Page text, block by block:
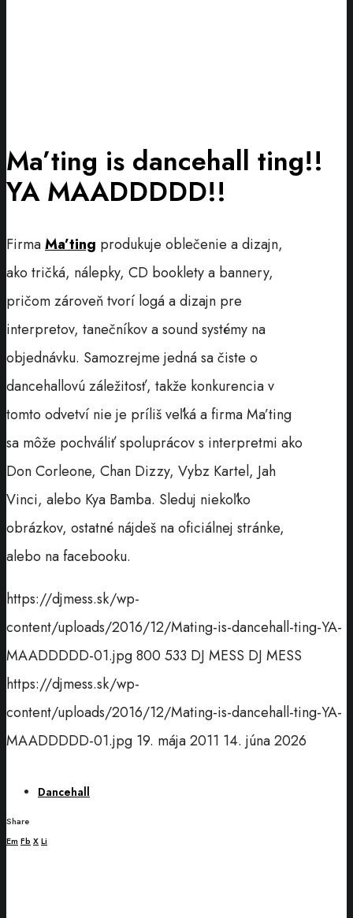
Ma’ting is dancehall ting!!
YA MAADDDDD!!
FirmaMa’ting produkuje oblečenie a dizajn,
ako tričká, nálepky, CD booklety a bannery,
pričom zároveň tvorí logá a dizajn pre
interpretov, tanečníkov a sound systémy na
objednávku. Samozrejme jedná sa čiste o
dancehallovú záležitosť, takže konkurencia v
tomto odvetví nie je príliš veľká a firma Ma’ting
sa môže pochváliť spoluprácov s interpretmi ako
Don Corleone, Chan Dizzy, Vybz Kartel, Jah
Vinci, alebo Kya Bamba. Sleduj niekoľko
obrázkov, ostatné nájdeš na oficiálnej stránke,
alebo na facebooku.
https://djmess.sk/wp-
content/uploads/2016/12/Mating-is-dancehall-ting-YA-
MAADDDDD-01.jpg800 533 DJ MESS DJ MESS
https://djmess.sk/wp-
content/uploads/2016/12/Mating-is-dancehall-ting-YA-
MAADDDDD-01.jpg 19. mája 2011 14. júna 2026
Dancehall
Share
Em Fb XLi